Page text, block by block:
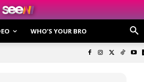
Privasi
WHO’S YOUR BRO